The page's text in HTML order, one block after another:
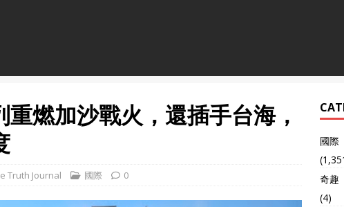
燃加沙戰火，還插手台海，
Truth Journal 國際 0
國際
奇趣
(4)